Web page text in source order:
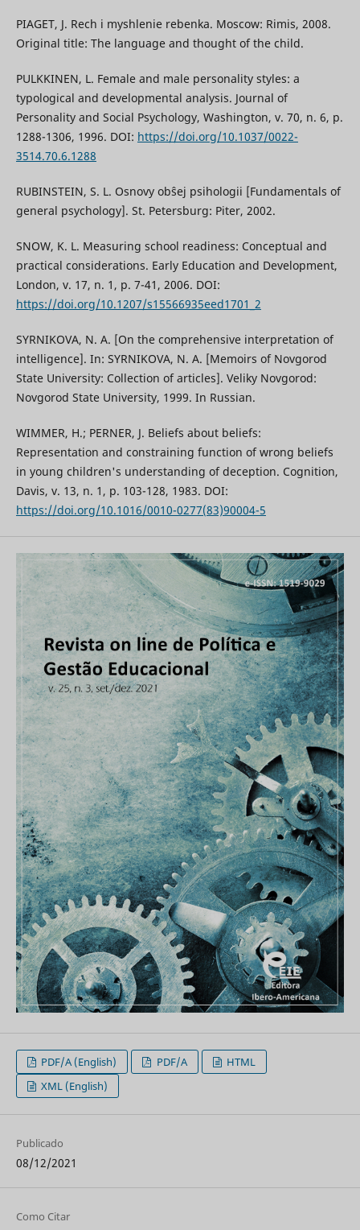
PIAGET, J. Rech i myshlenie rebenka. Moscow: Rimis, 2008.
Original title: The language and thought of the child.
PULKKINEN, L. Female and male personality styles: a
typological and developmental analysis. Journal of
Personality and Social Psychology, Washington, v. 70, n. 6, p.
1288-1306, 1996. DOI: https://doi.org/10.1037/0022-
3514.70.6.1288
RUBINSTEIN, S. L. Osnovy obŝej psihologii [Fundamentals of
general psychology]. St. Petersburg: Piter, 2002.
SNOW, K. L. Measuring school readiness: Conceptual and
practical considerations. Early Education and Development,
London, v. 17, n. 1, p. 7-41, 2006. DOI:
https://doi.org/10.1207/s15566935eed1701_2
SYRNIKOVA, N. A. [On the comprehensive interpretation of
intelligence]. In: SYRNIKOVA, N. A. [Memoirs of Novgorod
State University: Collection of articles]. Veliky Novgorod:
Novgorod State University, 1999. In Russian.
WIMMER, H.; PERNER, J. Beliefs about beliefs:
Representation and constraining function of wrong beliefs
in young children's understanding of deception. Cognition,
Davis, v. 13, n. 1, p. 103-128, 1983. DOI:
https://doi.org/10.1016/0010-0277(83)90004-5
PDF/A (English) PDF/A
HTML
XML (English)
Publicado
08/12/2021
Como Citar